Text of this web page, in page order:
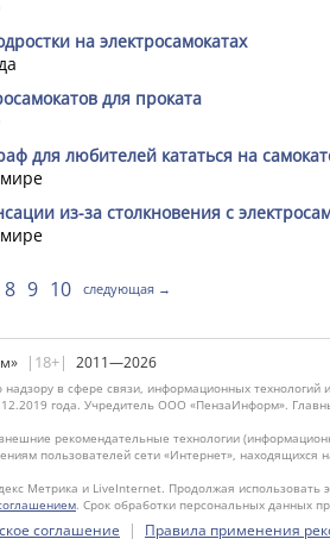
на электросамокатах
для проката
для любителей кататься на
из-за столкновения с
8 9 10 следующая →
|18+| 2011—2026
в сфере связи, информационных технологий
года. Учредитель ООО «ПензаИнформ».
рекомендательные технологии
пользователей сети «Интернет», находящихся
Метрика и LiveInternet. Продолжая
. Срок обработки персональных данных
соглашение | Правила применения